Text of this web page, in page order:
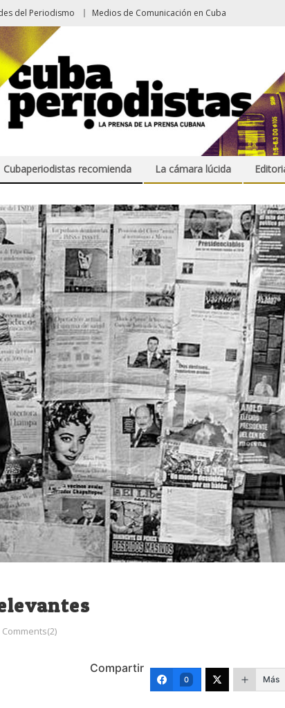
del Periodismo Medios de Comunicación en Cuba
Cubaperiodistas recomienda La cámara lúcida
Comments(2)
Compartir
0 Más